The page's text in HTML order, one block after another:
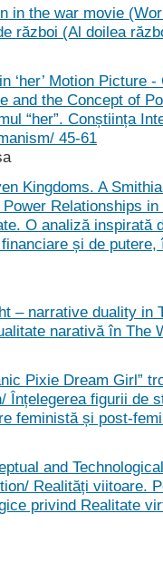
in the war movie
război (Al doilea
‘her’ Motion Picture
and the Concept of
“her”. Conștiința
45-61
Kingdoms. A
Relationships
O analiză inspirată
și de putere,
– narrative duality in
narativă în The
Pixie Dream Girl”
Înțelegerea figurii de
feministă și post-
and
Realități viitoare.
privind Realitate